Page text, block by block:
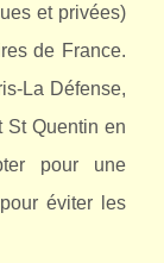
et privées)
de France.
La Défense,
St Quentin en
pour une
pour éviter les